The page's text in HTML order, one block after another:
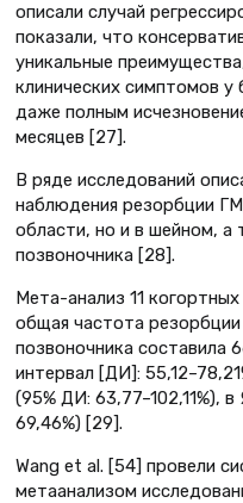
описали случай
показали, что
уникальные
клинических симптомов у
даже полным
месяцев [27].
В ряде исследований
наблюдения резорбции
области, но и в шейном, а
позвоночника [28].
Мета-анализ 11
общая частота
позвоночника составила
интервал [ДИ]:
(95% ДИ: 63,77–102,11%),
69,46%) [29].
Wang et al. [54] провели
метаанализом